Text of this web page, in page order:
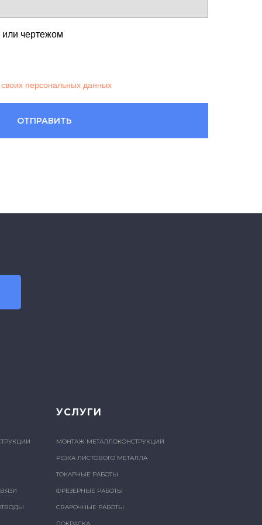
или чертежом
своих персональных данных
ОТПРАВИТЬ
УСЛУГИ
СВАРОЧНЫЕ РАБОТЫ
ФРЕЗЕРНЫЕ РАБОТЫ
ТОКАРНЫЕ РАБОТЫ
РЕЗКА ЛИСТОВОГО МЕТАЛЛА
МОНТАЖ МЕТАЛЛОКОНСТРУКЦИЙ